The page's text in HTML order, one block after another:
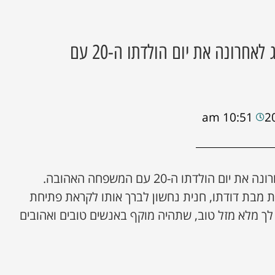
אוראל בנאי האלוף, חגג לאחרונה את יום הולדתו ה-20 עם
10:51 am
אוראל בנאי האלוף, חגג לאחרונה את יום הולדתו ה-20 עם המשפחה האהובה.
מבת דודתו, חנית נחשון לברך אותו לקראת פתיחת
מלא מזל טוב, שתהיה מוקף באנשים טובים ואהובים